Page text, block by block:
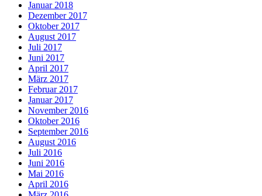
Januar 2018
Dezember 2017
Oktober 2017
August 2017
Juli 2017
Juni 2017
April 2017
März 2017
Februar 2017
Januar 2017
November 2016
Oktober 2016
September 2016
August 2016
Juli 2016
Juni 2016
Mai 2016
April 2016